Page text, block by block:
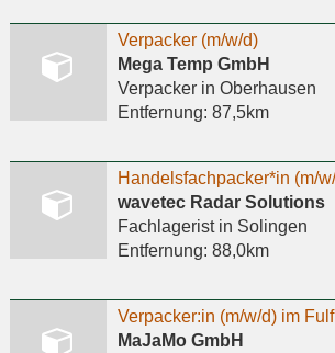
Verpacker (m/w/d)
Mega Temp GmbH
Verpackerin Oberhausen
Entfernung: 87,5km
Handelsfachpacker*in (m/
wavetec Radar Solutions
Fachlageristin Solingen
Entfernung: 88,0km
MaJaMo GmbH